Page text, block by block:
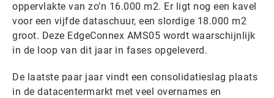
oppervlakte van zo’n 16.000 m2. Er ligt nog een kavel
voor een vijfde dataschuur, een slordige 18.000 m2
groot. Deze EdgeConnex AMS05 wordt waarschijnlijk
in de loop van dit jaar in fases opgeleverd.
De laatste paar jaar vindt een consolidatieslag plaats
in de datacentermarkt met veel overnames en